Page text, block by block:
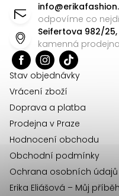
info@
odpovíme co
Seifertova 982/25,
kamenná prodejna,
Stav objednávky
Vrácení zboží
Doprava a platba
Prodejna v Praze
Hodnocení obchodu
Obchodní podmínky
Ochrana osobních údajů
Erika Eliášová – Můj příběh